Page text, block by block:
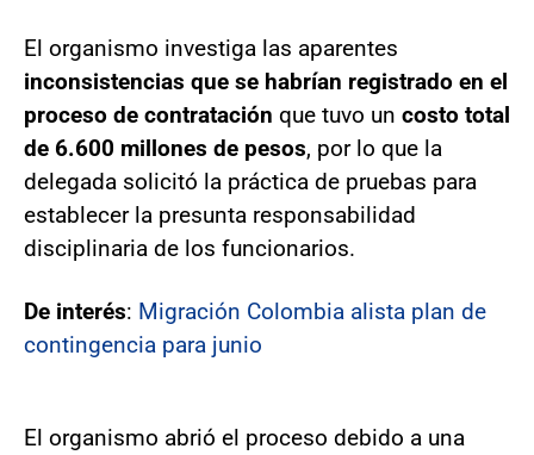
El organismo investiga las aparentes
inconsistencias que se habrían registrado en el
proceso de contratación que tuvo un costo total
de 6.600 millones de pesos, por lo que la
delegada solicitó la práctica de pruebas para
establecer la presunta responsabilidad
disciplinaria de los funcionarios.
De interés: Migración Colombia alista plan de
contingencia para junio
El organismo abrió el proceso debido a una